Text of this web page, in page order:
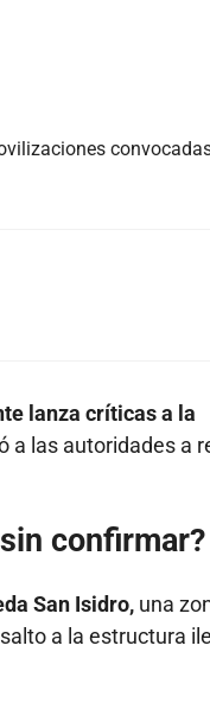
lanza críticas a la
a las autoridades a
confirmar?
San Isidro, una
a la estructura